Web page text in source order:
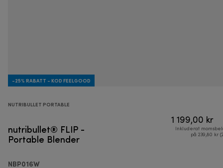
-25% RABATT - KOD FEELGOOD
NUTRIBULLET PORTABLE
nutribullet® FLIP -
Portable Blender
NBP016W
1 199,00 kr
Inkluderat
på 239,80 kr